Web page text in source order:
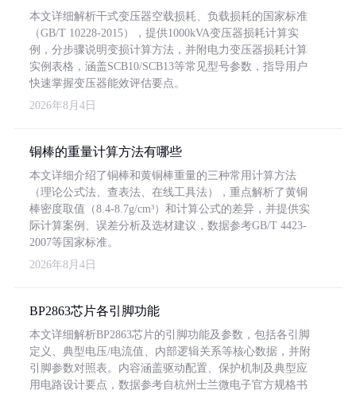
本文详细解析干式变压器空载损耗、负载损耗的国家标准
（GB/T 10228-2015），提供1000kVA变压器损耗计算实
例，分步骤说明变损计算方法，并附电力变压器损耗计算
实例表格，涵盖SCB10/SCB13等常见型号参数，指导用户
快速掌握变压器能效评估要点。
2026年8月4日
铜棒的重量计算方法有哪些
本文详细介绍了铜棒和黄铜棒重量的三种常用计算方法
（理论公式法、查表法、在线工具法），重点解析了黄铜
棒密度取值（8.4-8.7g/cm³）和计算公式的差异，并提供实
际计算案例、误差分析及选材建议，数据参考GB/T 4423-
2007等国家标准。
2026年8月4日
BP2863芯片各引脚功能
本文详细解析BP2863芯片的引脚功能及参数，包括各引脚
定义、典型电压/电流值、内部逻辑关系等核心数据，并附
引脚参数对照表。内容涵盖驱动配置、保护机制及典型应
用电路设计要点，数据参考自杭州士兰微电子官方规格书